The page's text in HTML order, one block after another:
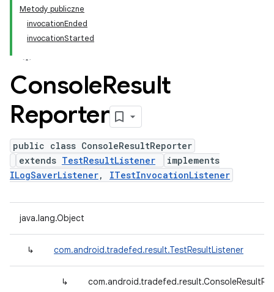
Metody publiczne
invocationEnded
invocationStarted
ConsoleResult
Reporter
public class ConsoleResultReporter
extends TestResultListener
implements
ILogSaverListener, ITestInvocationListener
java.lang.Object
↳ com.android.tradefed.result.TestResultListener
↳